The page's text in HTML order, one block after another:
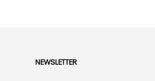
NEWSLETTER